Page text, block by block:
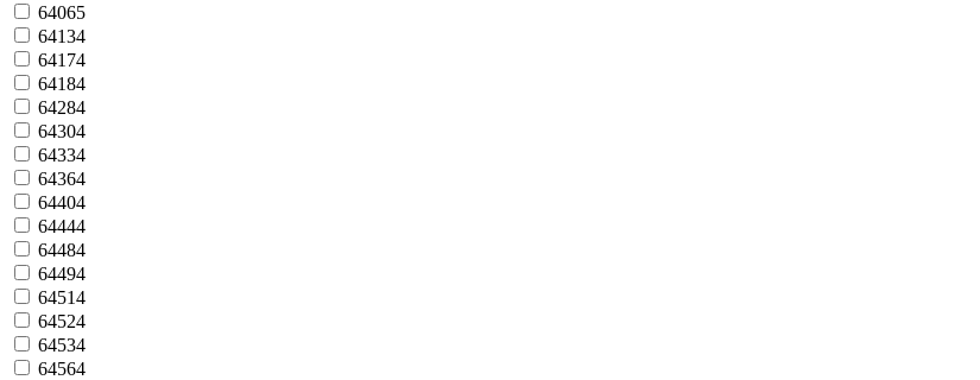
64065
64134
64174
64184
64284
64304
64334
64364
64404
64444
64484
64494
64514
64524
64534
64564